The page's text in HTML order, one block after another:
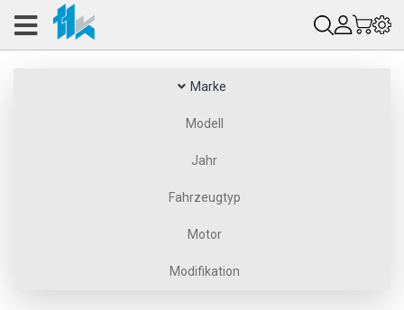
Marke
Modell
Jahr
Fahrzeugtyp
Motor
Modifikation